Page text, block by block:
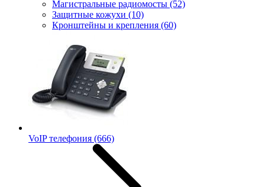
Магистральные радиомосты (52)
Защитные кожухи (10)
Кронштейны и крепления (60)
VoIP телефония (666)